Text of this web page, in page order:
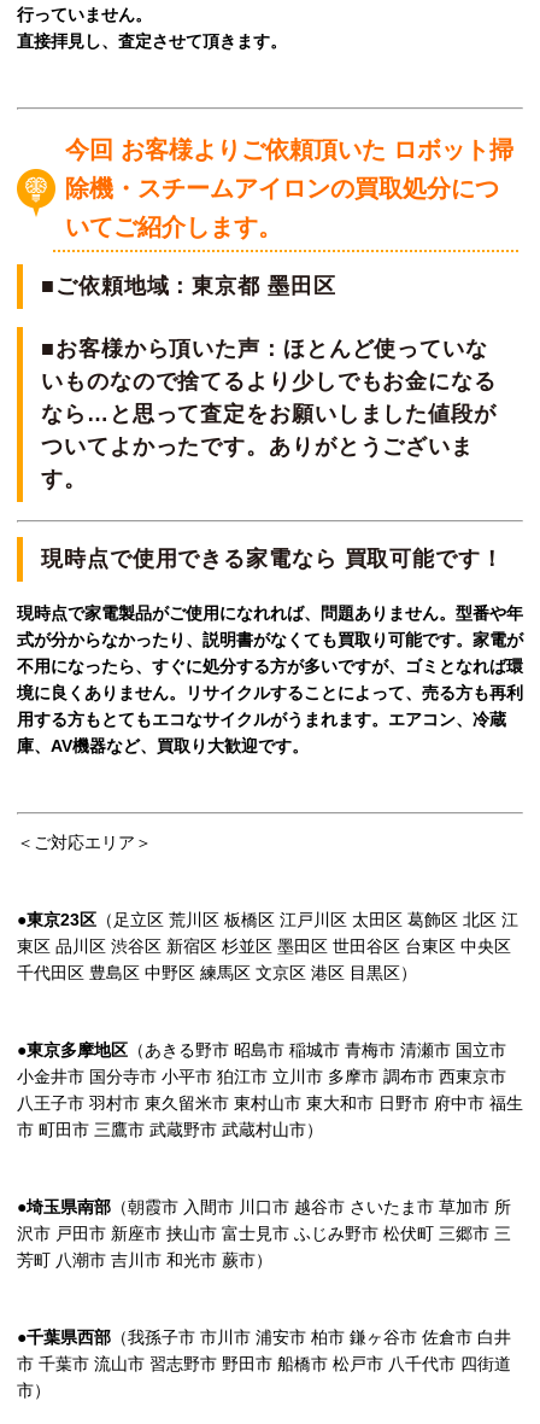
行っていません。
直接拝見し、査定させて頂きます。
今回 お客様よりご依頼頂いた ロボット掃
除機・スチームアイロンの買取処分につ
いてご紹介します。
■ご依頼地域：東京都 墨田区
■お客様から頂いた声：ほとんど使っていな
いものなので捨てるより少しでもお金になる
なら…と思って査定をお願いしました値段が
ついてよかったです。ありがとうございま
す。
現時点で使用できる家電なら 買取可能です！
現時点で家電製品がご使用になれれば、問題ありません。型番や年
式が分からなかったり、説明書がなくても買取り可能です。家電が
不用になったら、すぐに処分する方が多いですが、ゴミとなれば環
境に良くありません。リサイクルすることによって、売る方も再利
用する方もとてもエコなサイクルがうまれます。エアコン、冷蔵
庫、AV機器など、買取り大歓迎です。
＜ご対応エリア＞
●東京23区 （足立区 荒川区 板橋区 江戸川区 太田区 葛飾区 北区 江
東区 品川区 渋谷区 新宿区 杉並区 墨田区 世田谷区 台東区 中央区
千代田区 豊島区 中野区 練馬区 文京区 港区 目黒区）
●東京多摩地区 （あきる野市 昭島市 稲城市 青梅市 清瀬市 国立市
小金井市 国分寺市 小平市 狛江市 立川市 多摩市 調布市 西東京市
八王子市 羽村市 東久留米市 東村山市 東大和市 日野市 府中市 福生
市 町田市 三鷹市 武蔵野市 武蔵村山市）
●埼玉県南部 （朝霞市 入間市 川口市 越谷市 さいたま市 草加市 所
沢市 戸田市 新座市 挟山市 富士見市 ふじみ野市 松伏町 三郷市 三
芳町 八潮市 吉川市 和光市 蕨市）
●千葉県西部 （我孫子市 市川市 浦安市 柏市 鎌ヶ谷市 佐倉市 白井
市 千葉市 流山市 習志野市 野田市 船橋市 松戸市 八千代市 四街道
市）